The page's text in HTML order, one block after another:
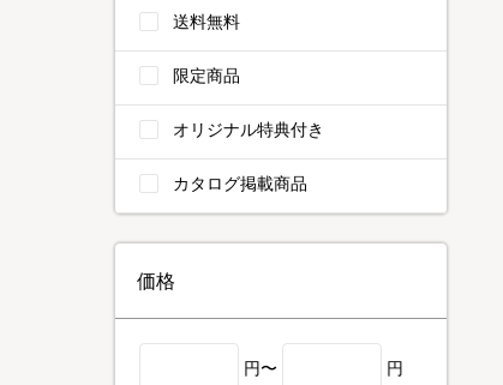
送料無料
限定商品
オリジナル特典付き
カタログ掲載商品
価格
円〜 円